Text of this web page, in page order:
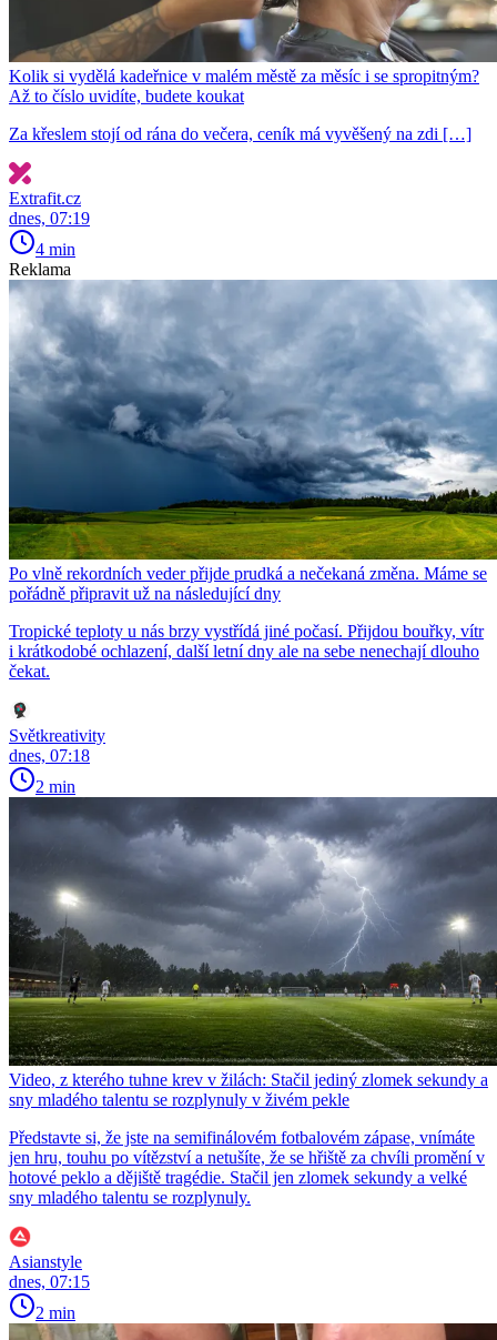
Kolik si vydělá kadeřnice v malém městě za měsíc i se spropitným?
Až to číslo uvidíte, budete koukat
Za křeslem stojí od rána do večera, ceník má vyvěšený na zdi […]
Extrafit.cz
dnes, 07:19
4 min
Reklama
Po vlně rekordních veder přijde prudká a nečekaná změna. Máme se
pořádně připravit už na následující dny
Tropické teploty u nás brzy vystřídá jiné počasí. Přijdou bouřky, vítr
i krátkodobé ochlazení, další letní dny ale na sebe nenechají dlouho
čekat.
Světkreativity
dnes, 07:18
2 min
Video, z kterého tuhne krev v žilách: Stačil jediný zlomek sekundy a
sny mladého talentu se rozplynuly v živém pekle
Představte si, že jste na semifinálovém fotbalovém zápase, vnímáte
jen hru, touhu po vítězství a netušíte, že se hřiště za chvíli promění v
hotové peklo a dějiště tragédie. Stačil jen zlomek sekundy a velké
sny mladého talentu se rozplynuly.
Asianstyle
dnes, 07:15
2 min